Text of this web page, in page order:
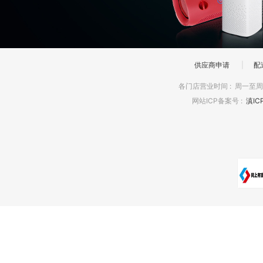
供应商申请 配
各门店营业时间 : 周一至
网站ICP备案号 : 滇